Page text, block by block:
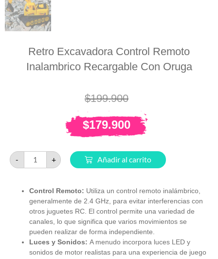
Retro Excavadora Control Remoto
Inalambrico Recargable Con Oruga
$199.900
$179.900
- + Añadir al carrito
Control Remoto: Utiliza un control remoto inalámbrico,
generalmente de 2.4 GHz, para evitar interferencias con
otros juguetes RC. El control permite una variedad de
canales, lo que significa que varios movimientos se
pueden realizar de forma independiente.
Luces y Sonidos: A menudo incorpora luces LED y
sonidos de motor realistas para una experiencia de juego